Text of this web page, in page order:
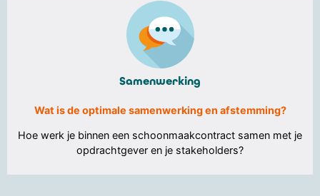
Samenwerking
Wat is de optimale samenwerking en afstemming?
Hoe werk je binnen een schoonmaakcontract samen met je
opdrachtgever en je stakeholders?